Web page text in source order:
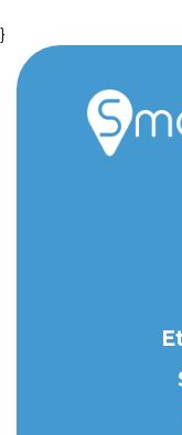
}